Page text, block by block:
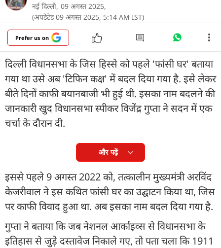
नई दिल्ली, 09 अगस्त 2025,
(अपडेटेड 09 अगस्त 2025, 5:14 AM IST)
Prefer us on
दिल्ली विधानसभा के जिस हिस्से को पहले 'फांसी घर' बताया
गया था उसे अब 'टिफिन कक्ष' में बदल दिया गया है. इसे लेकर
बीते दिनों काफी बयानबाजी भी हुई थी. इसका नाम बदलने की
जानकारी खुद विधानसभा स्पीकर विजेंद्र गुप्ता ने सदन में एक
चर्चा के दौरान दी.
और पढ़ें
इससे पहले 9 अगस्त 2022 को, तत्कालीन मुख्यमंत्री अरविंद
केजरीवाल ने इस कथित फांसी घर का उद्घाटन किया था, जिस
पर काफी विवाद हुआ था. अब इसका नाम बदल दिया गया है.
गुप्ता ने बताया कि जब नेशनल आर्काइव्स से विधानसभा के
इतिहास से जुड़े दस्तावेज निकाले गए, तो पता चला कि 1911